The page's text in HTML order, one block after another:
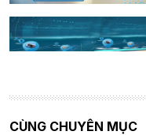
CÙNG CHUYÊN MỤC